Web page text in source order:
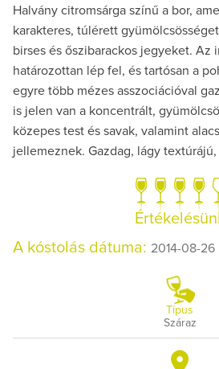
Halvány citromsárga színű a bor,
karakteres, túlérett
birses és őszibarackos jegyeket. Az
határozottan lép fel, és tartósan a
egyre több mézes asszociációval
is jelen van a koncentrált,
közepes test és savak, valamint
jellemeznek. Gazdag, lágy textúrájú,
A kóstolás dátuma: 2014-08-26
Típus
Száraz